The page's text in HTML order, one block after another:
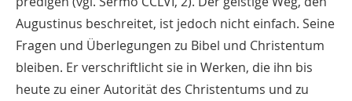
Augustinus beschreitet, ist jedoch nicht einfach. Seine
Fragen und Überlegungen zu Bibel und Christentum
bleiben. Er verschriftlicht sie in Werken, die ihn bis
heute zu einer Autorität des Christentums und zu